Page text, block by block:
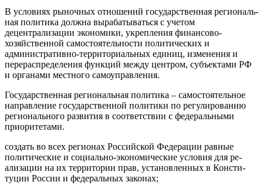
В условиях рыночных отношений государственная региональ­
ная политика должна вырабатываться с учетом
децентрализации экономики, укрепления финансово-
хозяйственной самостоятель­ности политических и
административно-территориальных еди­ниц, изменения и
перераспределения функций между центром, субъектами РФ
и органами местного самоуправления.
Государственная региональная политика – самостоятельное
направление государственной политики по регулированию
регионального развития в соответствии с федеральными
приоритетами.
создать во всех регионах Российской Федерации равные
политические и социально-экономические условия для ре­
ализации на их территории прав, установленных в Консти­
туции России и федеральных законах;